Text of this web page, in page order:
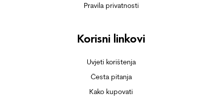
Pravila privatnosti
Korisni linkovi
Uvjeti korištenja
Česta pitanja
Kako kupovati